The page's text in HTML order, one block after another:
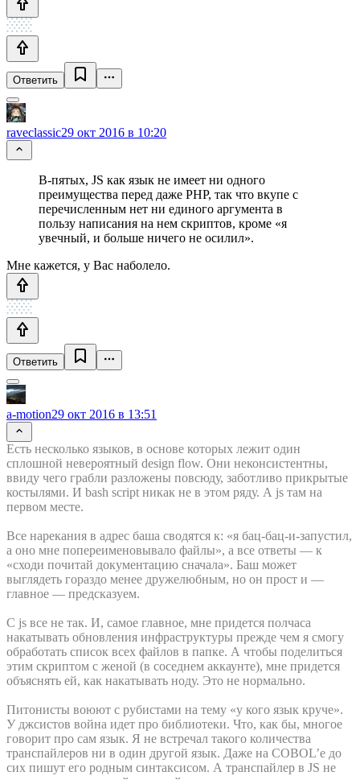
Ответить
raveclassic29 окт 2016 в 10:20
В-пятых, JS как язык не имеет ни одного
преимущества перед даже PHP, так что вкупе с
перечисленным нет ни единого аргумента в
пользу написания на нем скриптов, кроме «я
увечный, и больше ничего не осилил».
Мне кажется, у Вас наболело.
Ответить
a-motion29 окт 2016 в 13:51
Есть несколько языков, в основе которых лежит один
сплошной невероятный design flow. Они неконсистентны,
ввиду чего грабли разложены повсюду, заботливо прикрытые
костылями. И bash script никак не в этом ряду. А js там на
первом месте.
Все нарекания в адрес баша сводятся к: «я бац-бац-и-запустил,
а оно мне попереименовывало файлы», а все ответы — к
«сходи почитай документацию сначала». Баш может
выглядеть гораздо менее дружелюбным, но он прост и —
главное — предсказуем.
С js все не так. И, самое главное, мне придется полчаса
накатывать обновления инфраструктуры прежде чем я смогу
обработать список всех файлов в папке. А чтобы поделиться
этим скриптом с женой (в соседнем аккаунте), мне придется
объяснять ей, как накатывать ноду. Это не нормально.
Питонисты воюют с рубистами на тему «у кого язык круче».
У джсистов война идет про библиотеки. Что, как бы, многое
говорит про сам язык. Я не встречал такого количества
транспайлеров ни в один другой язык. Даже на COBOL’е до
сих пишут его родным синтаксисом. А транспайлер в JS не